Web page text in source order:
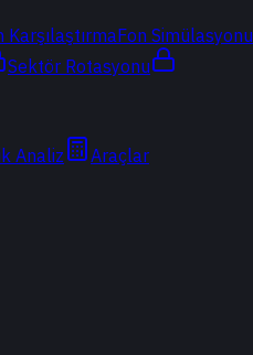
KarşılaştırmaFon Simülasyonu
Sektör Rotasyonu
Analiz
Araçlar